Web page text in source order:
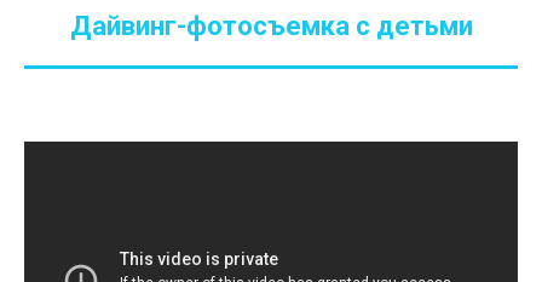
Дайвинг-фотосъемка с детьми